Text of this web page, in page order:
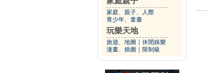
家庭、親子、人際
青少年、童書
玩樂天地
旅遊、地圖
休閒娛樂
漫畫、插圖
限制級